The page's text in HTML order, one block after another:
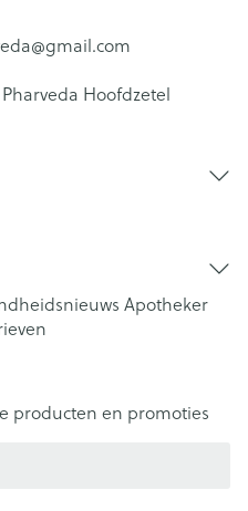
gmail.com
Hoofdzetel
Apotheker
producten en promoties